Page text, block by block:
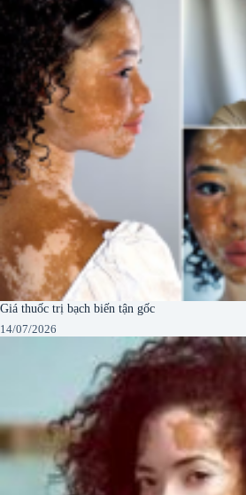
Giá thuốc trị bạch biến tận gốc
14/07/2026